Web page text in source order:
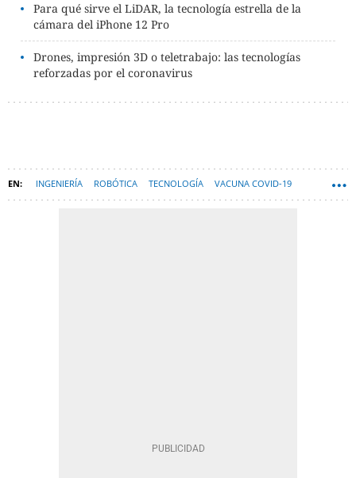
Para qué sirve el LiDAR, la tecnología estrella de la
cámara del iPhone 12 Pro
Drones, impresión 3D o teletrabajo: las tecnologías
reforzadas por el coronavirus
INGENIERÍA ROBÓTICA TECNOLOGÍA VACUNA COVID-19